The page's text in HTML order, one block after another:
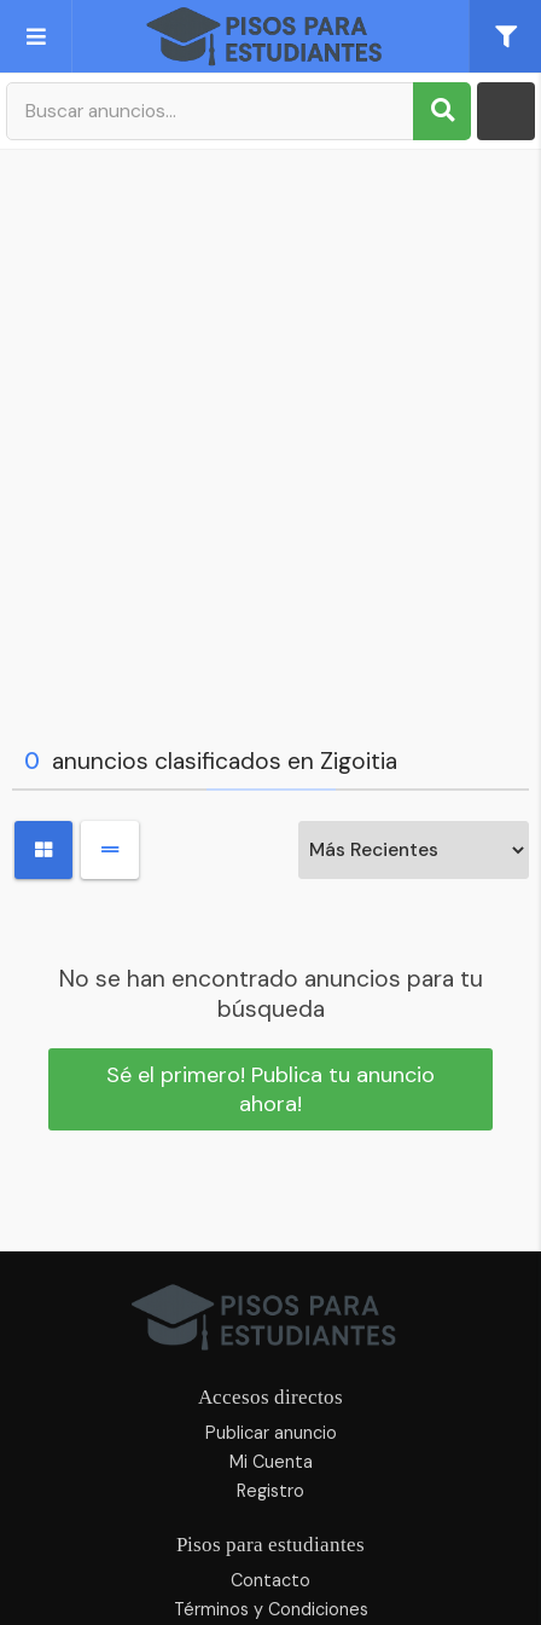
Publica tu Anuncio
0 anuncios clasificados en Zigoitia
No se han encontrado anuncios para tu
búsqueda
Sé el primero! Publica tu anuncio
ahora!
Accesos directos
Publicar anuncio
Mi Cuenta
Registro
Pisos para estudiantes
Contacto
Términos y Condiciones